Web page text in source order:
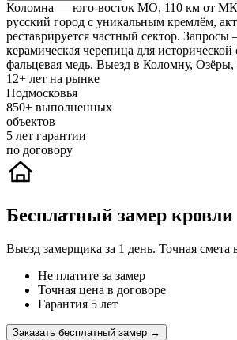
Коломна — юго-восток МО, 110 км от
русский город с уникальным кремлём,
реставрируется частный сектор. Запросы
керамическая черепица для исторической
фальцевая медь. Выезд в Коломну,
12+ лет на рынке
Подмосковья
850+ выполненных
объектов
5 лет гарантии
по договору
Бесплатный замер кровли
Выезд замерщика за 1 день. Точная смета
Не платите за замер
Точная цена в договоре
Гарантия 5 лет
Заказать бесплатный замер →